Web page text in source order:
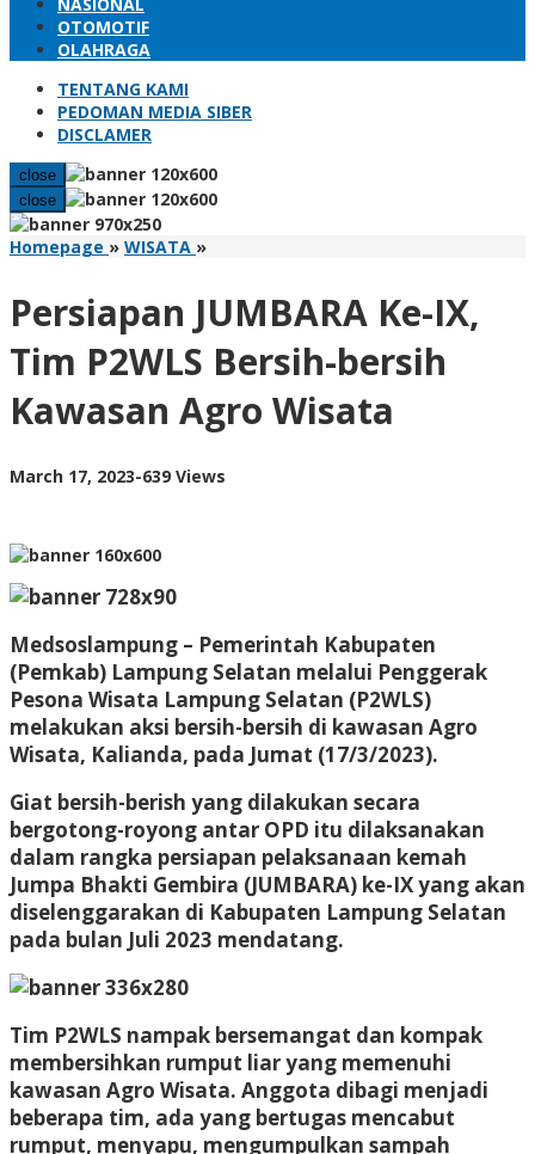
OTOMOTIF
OLAHRAGA
TENTANG KAMI
PEDOMAN MEDIA SIBER
DISCLAMER
close
close
Homepage » WISATA »Persiapan
IX,
P2WLS
Bersih-
bersih
Kawasan
Wisata
Persiapan JUMBARA Ke-IX,
Tim P2WLS Bersih-bersih
Kawasan Agro Wisata
March 17, 2023by
-639 Views
Medsoslampung – Pemerintah Kabupaten
(Pemkab) Lampung Selatan melalui Penggerak
Pesona Wisata Lampung Selatan (P2WLS)
melakukan aksi bersih-bersih di kawasan Agro
Wisata, Kalianda, pada Jumat (17/3/2023).
Giat bersih-berish yang dilakukan secara
bergotong-royong antar OPD itu dilaksanakan
dalam rangka persiapan pelaksanaan kemah
Jumpa Bhakti Gembira (JUMBARA) ke-IX yang akan
diselenggarakan di Kabupaten Lampung Selatan
pada bulan Juli 2023 mendatang.
Tim P2WLS nampak bersemangat dan kompak
membersihkan rumput liar yang memenuhi
kawasan Agro Wisata. Anggota dibagi menjadi
beberapa tim, ada yang bertugas mencabut
rumput, menyapu, mengumpulkan sampah